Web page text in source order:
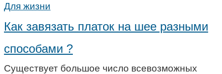
Для жизни
Как завязать платок на шее разными
способами ?
Существует большое число всевозможных